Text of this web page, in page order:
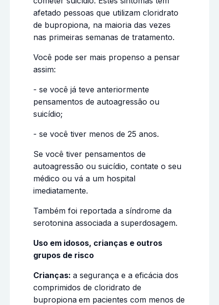
afetado pessoas que utilizam cloridrato
de bupropiona, na maioria das vezes
nas primeiras semanas de tratamento.
Você pode ser mais propenso a pensar
assim:
- se você já teve anteriormente
pensamentos de autoagressão ou
suicídio;
- se você tiver menos de 25 anos.
Se você tiver pensamentos de
autoagressão ou suicídio, contate o seu
médico ou vá a um hospital
imediatamente.
Também foi reportada a síndrome da
serotonina associada a superdosagem.
Uso em idosos, crianças e outros
grupos de risco
Crianças: a segurança e a eficácia dos
comprimidos de cloridrato de
bupropiona em pacientes com menos de